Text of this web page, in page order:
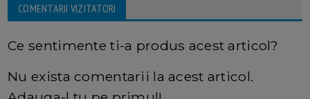
COMENTARII VIZITATORI
Ce sentimente ti-a produs acest articol?
Nu exista comentarii la acest articol.